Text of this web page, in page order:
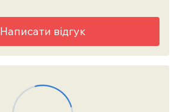
Написати відгук